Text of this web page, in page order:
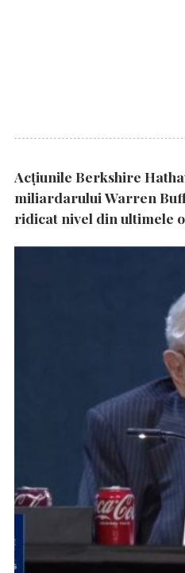
Acțiunile Berkshire
miliardarului Warren
ridicat nivel din ultimele